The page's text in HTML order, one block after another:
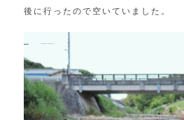
後に行ったので空いていました。